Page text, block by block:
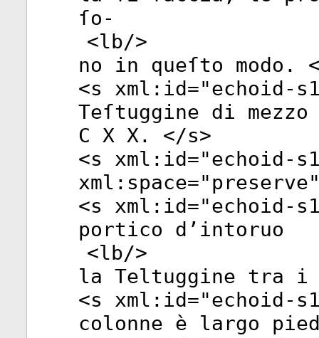
ſo-
<lb/>
no in queſto modo.
<s xml:id="echoid-
Teſtuggine di
C X X. </s>
<s xml:id="echoid-
xml:space="preserve
<s xml:id="echoid-
portico d’intoruo
<lb/>
la Teltuggine tra i
<s xml:id="echoid-
colonne è largo